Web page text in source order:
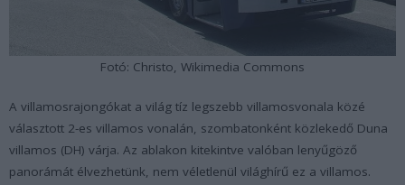
Fotó: Christo, Wikimedia Commons
A villamosrajongókat a világ tíz legszebb villamosvonala közé
választott 2-es villamos vonalán, szombatonként közlekedő Duna
villamos (DH) várja. Az ablakon kitekintve valóban lenyűgöző
panorámát élvezhetünk, nem véletlenül világhírű ez a villamos.